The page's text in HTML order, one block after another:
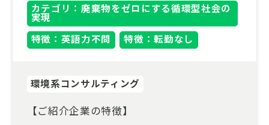
カテゴリ：廃棄物をゼロにする循環型社会の
実現
特徴：英語力不問
特徴：転勤なし
環境系コンサルティング
【ご紹介企業の特徴】